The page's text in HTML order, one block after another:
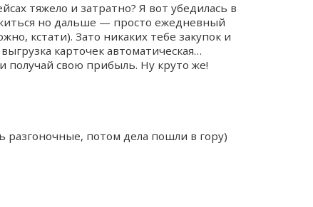
тяжело и затратно? Я вот убедилась в
но дальше — просто ежедневный
кстати). Зато никаких тебе закупок и
карточек автоматическая…
получай свою прибыль. Ну круто же!
разгоночные, потом дела пошли в гору)